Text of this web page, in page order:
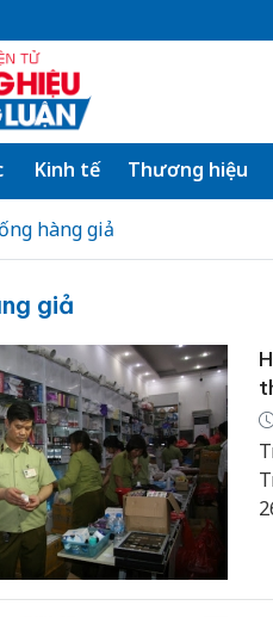
Kinh tế Thương hiệu
hàng giả
giả